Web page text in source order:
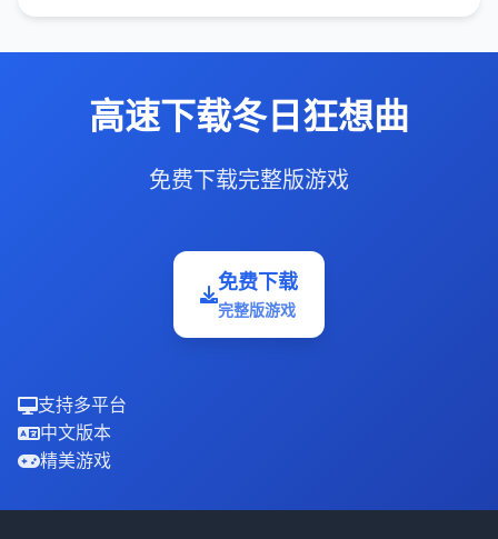
高速下载冬日狂想曲
免费下载完整版游戏
免费下载
完整版游戏
支持多平台
中文版本
精美游戏